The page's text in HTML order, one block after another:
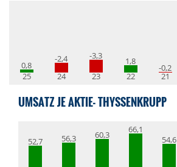
0,8
25
-2,4
24
-3,3
23
1,8
22
-0,2
21
UMSATZ JE AKTIE- THYSSENKRUPP
52,7 56,3 60,3 66,1
54,6